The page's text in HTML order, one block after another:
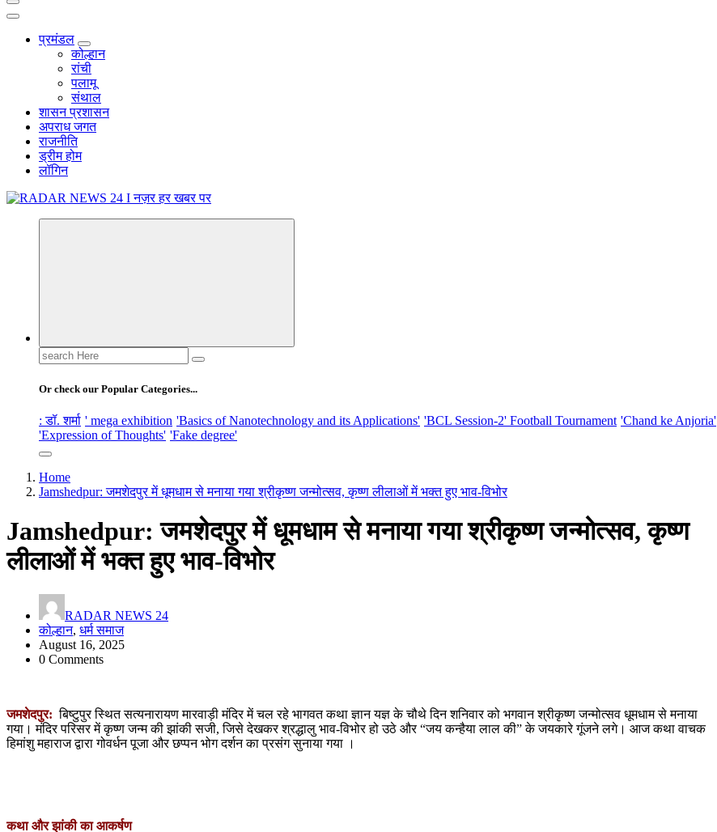
प्रमंडल
कोल्हान
रांची
पलामू
संथाल
शासन प्रशासन
अपराध जगत
राजनीति
ड्रीम होम
लॉगिन
Search
for:
Or check our Popular Categories...
: डॉ. शर्मा ' mega exhibition 'Basics of Nanotechnology and its Applications' 'BCL Session-2' Football Tournament 'Chand ke Anjoria'
'Expression of Thoughts' 'Fake degree'
Home
Jamshedpur: जमशेदपुर में धूमधाम से मनाया गया श्रीकृष्ण जन्मोत्सव, कृष्ण लीलाओं में भक्त हुए भाव-विभोर
Jamshedpur: जमशेदपुर में धूमधाम से मनाया गया श्रीकृष्ण जन्मोत्सव, कृष्ण
लीलाओं में भक्त हुए भाव-विभोर
RADAR NEWS 24
कोल्हान, धर्म समाज
August 16, 2025
0 Comments
जमशेदपुर: बिष्टुपुर स्थित सत्यनारायण मारवाड़ी मंदिर में चल रहे भागवत कथा ज्ञान यज्ञ के चौथे दिन शनिवार को भगवान श्रीकृष्ण जन्मोत्सव धूमधाम से मनाया
गया। मंदिर परिसर में कृष्ण जन्म की झांकी सजी, जिसे देखकर श्रद्धालु भाव-विभोर हो उठे और “जय कन्हैया लाल की” के जयकारे गूंजने लगे। आज कथा वाचक
हिमांशु महाराज द्वारा गोवर्धन पूजा और छप्पन भोग दर्शन का प्रसंग सुनाया गया ।
कथा और झांकी का आकर्षण